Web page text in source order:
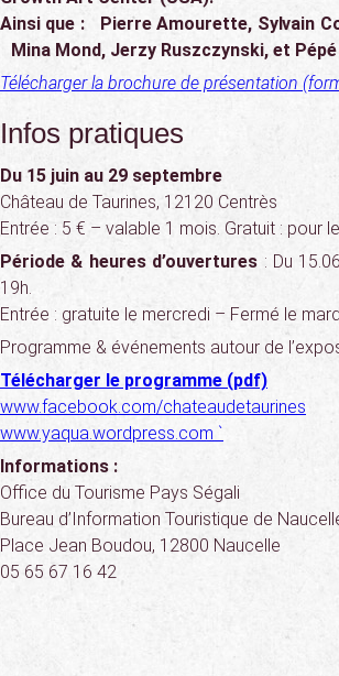
Ainsi que : Pierre Amourette, Sylvain
Mina Mond, Jerzy Ruszczynski, et
Télécharger la brochure de présentation
Infos pratiques
Du 15 juin au 29 septembre
Château de Taurines, 12120 Centrès
Entrée : 5 € – valable 1 mois. Gratuit : pour
Période & heures d’ouvertures : Du
19h.
Entrée : gratuite le mercredi – Fermé le
Programme & événements autour de
Télécharger le programme (pdf)
www.facebook.com/chateaudetaurines
www.yaqua.wordpress.com `
Informations :
Office du Tourisme Pays Ségali
Bureau d’Information Touristique de
Place Jean Boudou, 12800 Naucelle
05 65 67 16 42